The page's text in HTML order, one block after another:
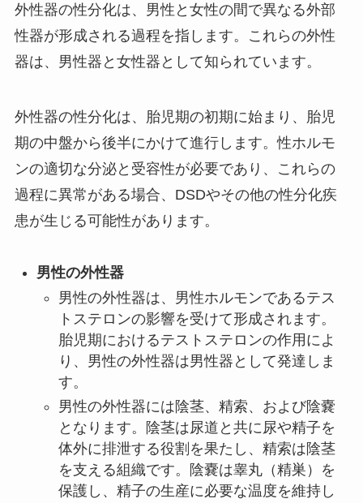
外性器の性分化は、男性と女性の間で異なる外部
性器が形成される過程を指します。これらの外性
器は、男性器と女性器として知られています。
外性器の性分化は、胎児期の初期に始まり、胎児
期の中盤から後半にかけて進行します。性ホルモ
ンの適切な分泌と受容性が必要であり、これらの
過程に異常がある場合、DSDやその他の性分化疾
患が生じる可能性があります。
男性の外性器
男性の外性器は、男性ホルモンであるテス
トステロンの影響を受けて形成されます。
胎児期におけるテストステロンの作用によ
り、男性の外性器は男性器として発達しま
す。
男性の外性器には陰茎、精索、および陰嚢
となります。陰茎は尿道と共に尿や精子を
体外に排泄する役割を果たし、精索は陰茎
を支える組織です。陰嚢は睾丸（精巣）を
保護し、精子の生産に必要な温度を維持し